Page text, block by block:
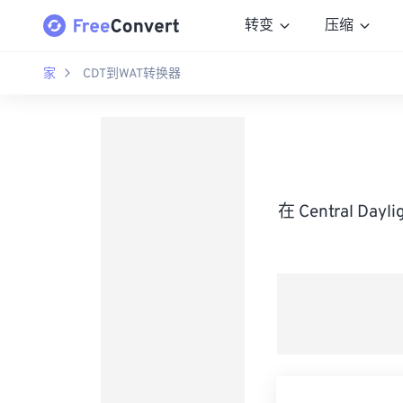
转变 压缩
家 CDT到WAT转换器
在 Central